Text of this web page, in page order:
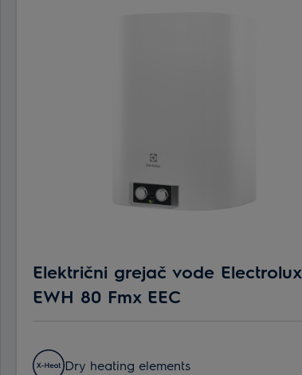
Električni grejač vode Electrolux
EWH 80 Fmx EEC
Dry heating elements